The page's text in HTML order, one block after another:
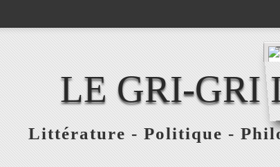
LE GRI-GRI
Littérature - Politique -